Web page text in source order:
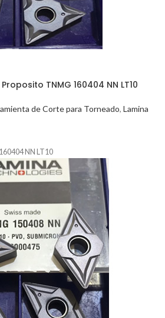
TNMG 160404 NN LT10
de Corte para Torneado, Lamina
NN LT10